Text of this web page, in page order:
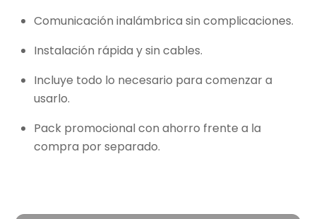
Comunicación inalámbrica sin complicaciones.
Instalación rápida y sin cables.
Incluye todo lo necesario para comenzar a
usarlo.
Pack promocional con ahorro frente a la
compra por separado.